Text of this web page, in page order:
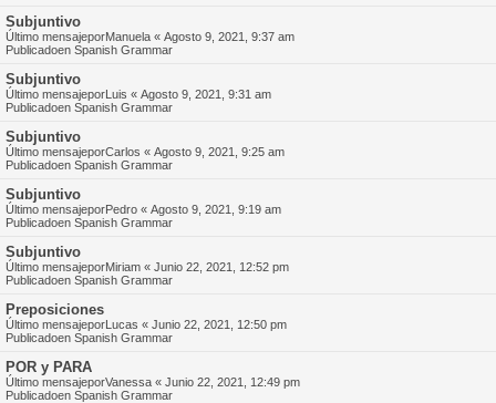
Subjuntivo
Último mensajeporManuela « Agosto 9, 2021, 9:37 am
Publicadoen Spanish Grammar
Subjuntivo
Último mensajeporLuis « Agosto 9, 2021, 9:31 am
Publicadoen Spanish Grammar
Subjuntivo
Último mensajeporCarlos « Agosto 9, 2021, 9:25 am
Publicadoen Spanish Grammar
Subjuntivo
Último mensajeporPedro « Agosto 9, 2021, 9:19 am
Publicadoen Spanish Grammar
Subjuntivo
Último mensajeporMiriam « Junio 22, 2021, 12:52 pm
Publicadoen Spanish Grammar
Preposiciones
Último mensajeporLucas « Junio 22, 2021, 12:50 pm
Publicadoen Spanish Grammar
POR y PARA
Último mensajeporVanessa « Junio 22, 2021, 12:49 pm
Publicadoen Spanish Grammar